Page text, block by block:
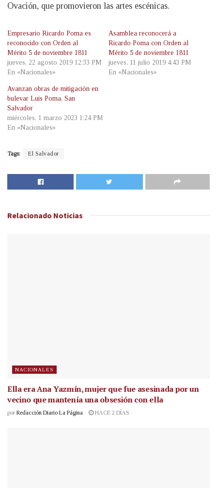
Ovación, que promovieron las artes escénicas.
Empresario Ricardo Poma es
reconocido con Orden al
Mérito 5 de noviembre 1811
jueves, 22 agosto 2019 12:33 PM
En «Nacionales»
Asamblea reconocerá a
Ricardo Poma con Orden al
Mérito 5 de noviembre 1811
jueves, 11 julio 2019 4:43 PM
En «Nacionales»
Avanzan obras de mitigación en
bulevar Luis Poma, San
Salvador
miércoles, 1 marzo 2023 1:24 PM
En «Nacionales»
Tags: El Salvador
Relacionado Noticias
NACIONALES
Ella era Ana Yazmín, mujer que fue asesinada por un
vecino que mantenía una obsesión con ella
por Redacción Diario La Página HACE 2 DÍAS